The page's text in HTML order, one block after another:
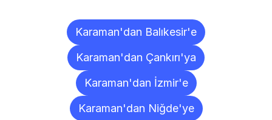
Karaman'dan Balıkesir'e
Karaman'dan Çankırı'ya
Karaman'dan İzmir'e
Karaman'dan Niğde'ye